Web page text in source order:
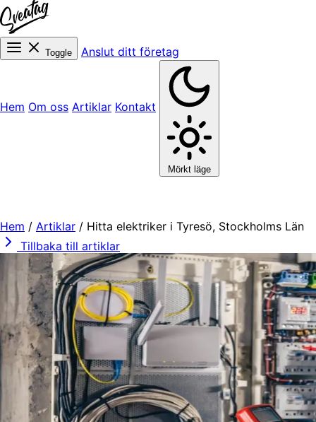
Toggle Anslut ditt företag
Hem Om oss Artiklar Kontakt
Mörkt läge
Hem / Artiklar / Hitta elektriker i Tyresö, Stockholms Län
Tillbaka till artiklar